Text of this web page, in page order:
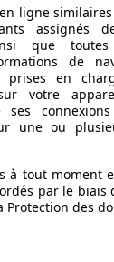
ligne
assignés
que
de
prises en
votre
ses
une ou
à tout moment
par le biais
des